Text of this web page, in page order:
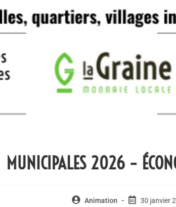
MUNICIPALES 2026 –
Animation
30 janvier